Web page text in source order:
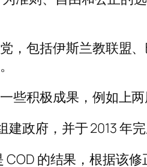
，包括伊斯兰教联盟
些积极成果，例如上两
政府，并于 2013 年
的结果，根据该